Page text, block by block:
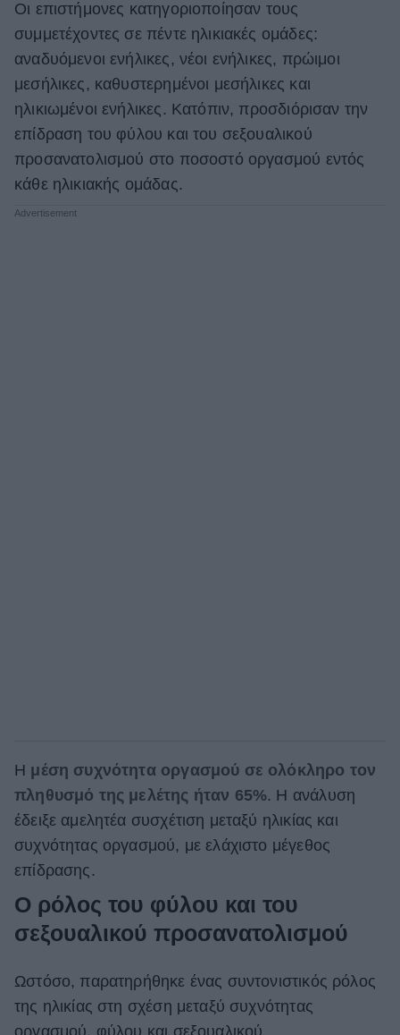
Οι επιστήμονες κατηγοριοποίησαν τους
συμμετέχοντες σε πέντε ηλικιακές ομάδες:
αναδυόμενοι ενήλικες, νέοι ενήλικες, πρώιμοι
μεσήλικες, καθυστερημένοι μεσήλικες και
ηλικιωμένοι ενήλικες. Κατόπιν, προσδιόρισαν την
επίδραση του φύλου και του σεξουαλικού
προσανατολισμού στο ποσοστό οργασμού εντός
κάθε ηλικιακής ομάδας.
Η μέση συχνότητα οργασμού σε ολόκληρο τον
πληθυσμό της μελέτης ήταν 65%. Η ανάλυση
έδειξε αμελητέα συσχέτιση μεταξύ ηλικίας και
συχνότητας οργασμού, με ελάχιστο μέγεθος
επίδρασης.
Ο ρόλος του φύλου και του
σεξουαλικού προσανατολισμού
Ωστόσο, παρατηρήθηκε ένας συντονιστικός ρόλος
της ηλικίας στη σχέση μεταξύ συχνότητας